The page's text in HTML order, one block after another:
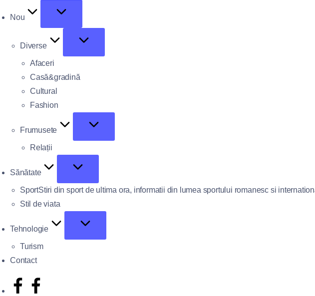
Nou
Diverse
Afaceri
Casă&gradină
Cultural
Fashion
Frumusete
Relații
Sănătate
SportStiri din sport de ultima ora, informatii din lumea sportului romanesc si
Stil de viata
Tehnologie
Turism
Contact